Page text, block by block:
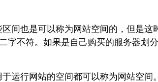
间也是可以称为网站空间的，但是这
字不符。如果是自己购买的服务器划
运行网站的空间都可以称为网站空间